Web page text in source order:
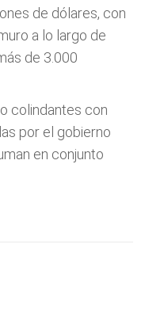
de dólares, con
a lo largo de
de 3.000
colindantes con
por el gobierno
en conjunto